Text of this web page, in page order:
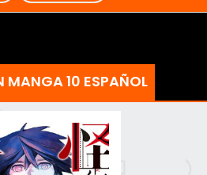
MANGA 10 ESPAÑOL